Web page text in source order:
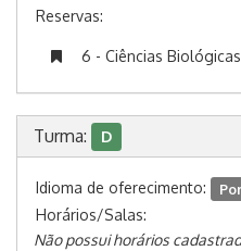
Reservas:
6 - Ciências Biológicas
Turma: D
Idioma de oferecimento:
Horários/Salas:
Não possui horários